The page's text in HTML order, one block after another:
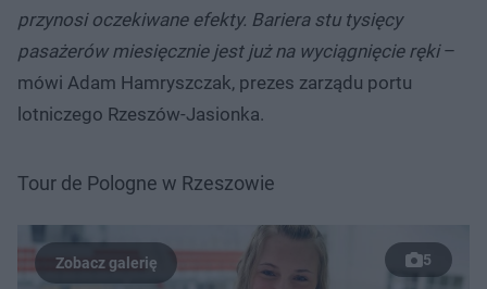
przynosi oczekiwane efekty. Bariera stu tysięcy
pasażerów miesięcznie jest już na wyciągnięcie ręki–
mówi Adam Hamryszczak, prezes zarządu portu
lotniczego Rzeszów-Jasionka.
Tour de Pologne w Rzeszowie
5